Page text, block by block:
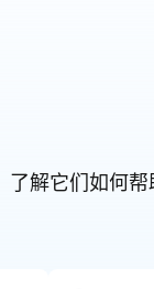
解它们如何